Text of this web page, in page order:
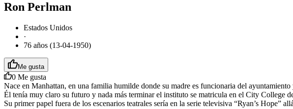
Ron Perlman
Estados Unidos
·
76 años (13-04-1950)
Me gusta
0 Me gusta
Nace en Manhattan, en una familia humilde donde su madre es funcionaria del
Él tenía muy claro su futuro y nada más terminar el instituto se matricula en el City College
Su primer papel fuera de los escenarios teatrales sería en la serie televisiva “Ryan’s Hope”